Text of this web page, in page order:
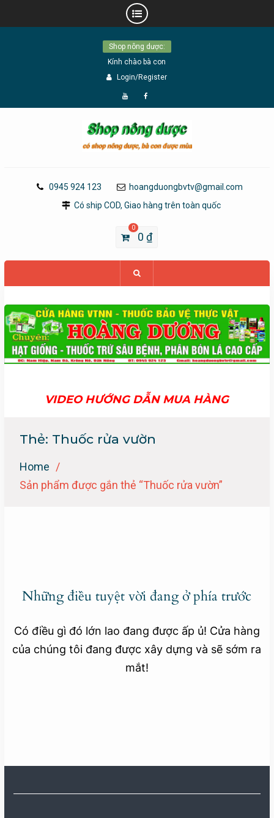
Shop nông dược:
Kính chào bà con
Login/Register
Đăng
YouTube
Page
0945 924 123
hoangduongbvtv@gmail.com
Có ship COD, Giao hàng trên toàn quốc
0
0₫
VIDEO HƯỚNG DẪN MUA HÀNG
Thẻ: Thuốc rửa vườn
Home
Sản phẩm được gắn thẻ “Thuốc rửa vườn”
Những điều tuyệt vời đang ở phía trước
Có điều gì đó lớn lao đang được ấp ủ! Cửa hàng
của chúng tôi đang được xây dựng và sẽ sớm ra
mắt!